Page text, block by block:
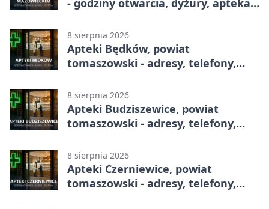
- godziny otwarcia, dyżury, apteka
8 sierpnia 2026
Apteki Będków, powiat
tomaszowski - adresy, telefony,
8 sierpnia 2026
Apteki Budziszewice, powiat
tomaszowski - adresy, telefony,
8 sierpnia 2026
Apteki Czerniewice, powiat
tomaszowski - adresy, telefony,